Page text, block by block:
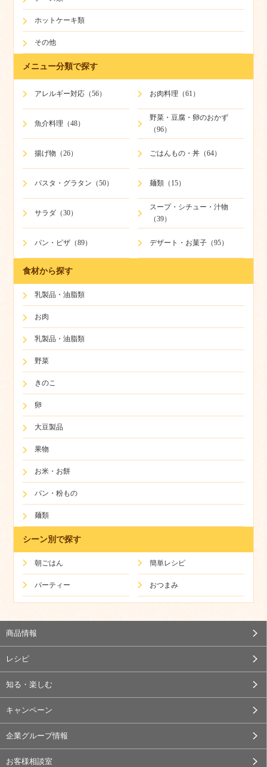
ホットケーキ類
その他
メニュー分類で探す
アレルギー対応（56） お肉料理（61）
魚介料理（48）
野菜・豆腐・卵のおかず
（96）
揚げ物（26） ごはんもの・丼（64）
パスタ・グラタン（50） 麺類（15）
サラダ（30）
スープ・シチュー・汁物
（39）
パン・ピザ（89） デザート・お菓子（95）
食材から探す
乳製品・油脂類
お肉
乳製品・油脂類
野菜
きのこ
卵
大豆製品
果物
お米・お餅
パン・粉もの
麺類
シーン別で探す
朝ごはん 簡単レシピ
パーティー おつまみ
商品情報
レシピ
知る・楽しむ
キャンペーン
企業グループ情報
お客様相談室